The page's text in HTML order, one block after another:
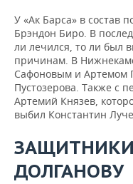
У «Ак Барса» в состав
Брэндон Биро. В
ли лечился, то ли был
причинам. В
Сафоновым и Артемом
Пустозерова. Также с
Артемий Князев,
выбил Константин
ДОЛГАНОВУ